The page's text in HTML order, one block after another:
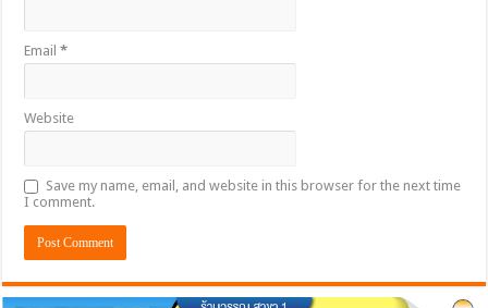
Email*
Website
Save my name, email, and website in this browser for the next time
I comment.